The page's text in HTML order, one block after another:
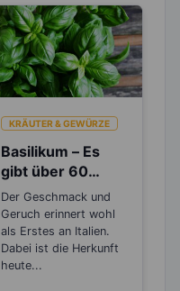
KRÄUTER & GEWÜRZE
Basilikum – Es
gibt über 60
verschiedene
Arten
Der Geschmack und
Geruch erinnert wohl
als Erstes an Italien.
Dabei ist die Herkunft
heute...